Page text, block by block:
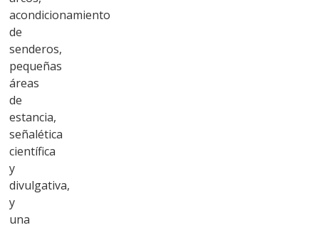
acondicionamiento
de
senderos,
pequeñas
áreas
de
estancia,
señalética
científica
y
divulgativa,
y
una